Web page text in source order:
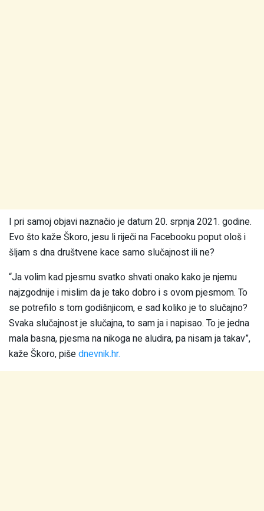
I pri samoj objavi naznačio je datum 20. srpnja 2021. godine.
Evo što kaže Škoro, jesu li riječi na Facebooku poput ološ i
šljam s dna društvene kace samo slučajnost ili ne?
“Ja volim kad pjesmu svatko shvati onako kako je njemu
najzgodnije i mislim da je tako dobro i s ovom pjesmom. To
se potrefilo s tom godišnjicom, e sad koliko je to slučajno?
Svaka slučajnost je slučajna, to sam ja i napisao. To je jedna
mala basna, pjesma na nikoga ne aludira, pa nisam ja takav”,
kaže Škoro, pišednevnik.hr.